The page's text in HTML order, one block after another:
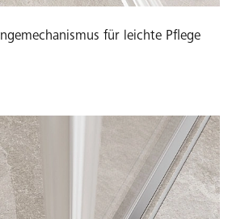
für leichte Pflege